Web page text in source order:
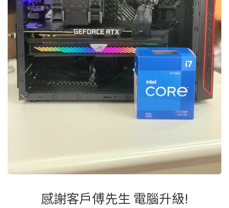
感謝客戶傅先生 電腦升級!